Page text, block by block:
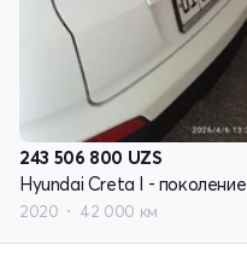
243 506 800 UZS
Hyundai Creta I - поколение
2020 42 000 км